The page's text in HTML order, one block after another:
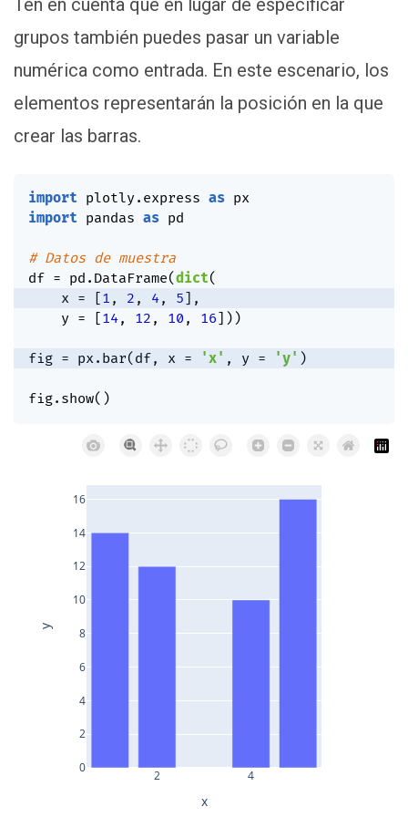
Ten en cuenta que en lugar de especificar
grupos también puedes pasar un variable
numérica como entrada. En este escenario, los
elementos representarán la posición en la que
crear las barras.
import plotly. express as
import pandas as pd
# Datos de muestra
df = pd . DataFrame(dict(
    x
= [1 , 2 , 4, 5] ,
    y
= [14, 12 , 10 , 16] ) )
fig = px . bar( df, x = 'x' , y = 'y' )
fig. show( )
2 4
0
2
4
6
8
10
12
14
16
x
y